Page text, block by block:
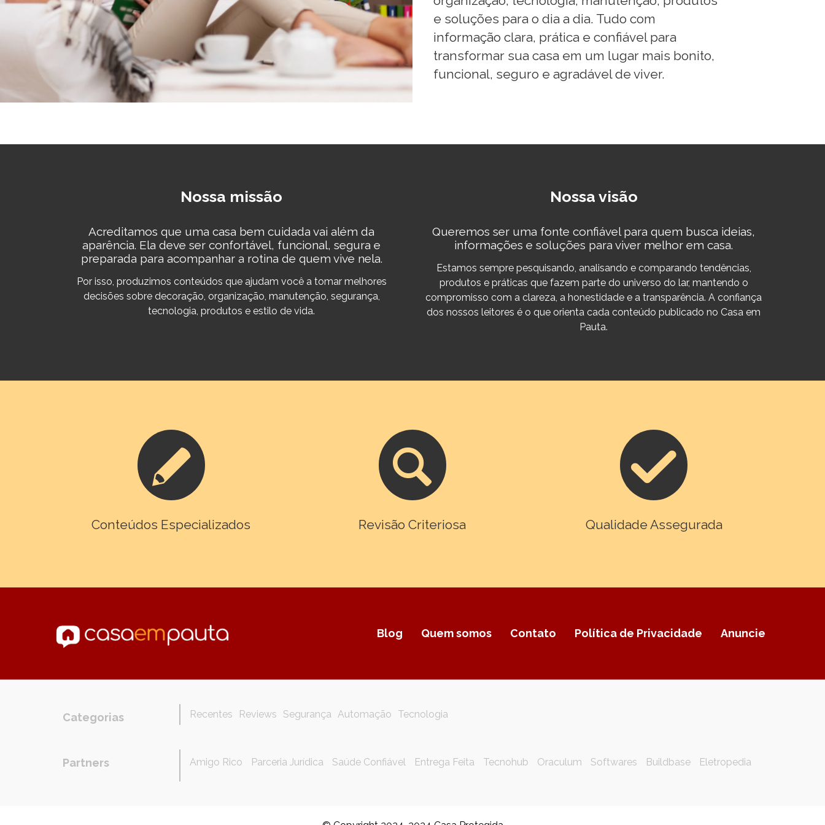
e soluções para o dia a dia. Tudo com
informação clara, prática e confiável para
transformar sua casa em um lugar mais bonito,
funcional, seguro e agradável de viver.
Nossa missão
Acreditamos que uma casa bem cuidada vai além da
aparência. Ela deve ser confortável, funcional, segura e
preparada para acompanhar a rotina de quem vive nela.
Por isso, produzimos conteúdos que ajudam você a tomar melhores
decisões sobre decoração, organização, manutenção, segurança,
tecnologia, produtos e estilo de vida.
Nossa visão
Queremos ser uma fonte confiável para quem busca ideias,
informações e soluções para viver melhor em casa.
Estamos sempre pesquisando, analisando e comparando tendências,
produtos e práticas que fazem parte do universo do lar, mantendo o
compromisso com a clareza, a honestidade e a transparência. A confiança
dos nossos leitores é o que orienta cada conteúdo publicado no Casa em
Pauta.
Conteúdos Especializados Revisão Criteriosa Qualidade Assegurada
Blog Quem somos Contato Política de Privacidade Anuncie
Categorias Recentes Reviews Segurança Automação Tecnologia
Partners Amigo Rico Parceria Jurídica Saúde Confiável Entrega Feita Tecnohub Oraculum Softwares Buildbase Eletropedia